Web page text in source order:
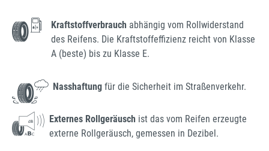
Kraftstoffverbrauch abhängig vom Rollwiderstand
des Reifens. Die Kraftstoffeffizienz reicht von Klasse
A (beste) bis zu Klasse E.
Nasshaftung für die Sicherheit im Straßenverkehr.
Externes Rollgeräusch ist das vom Reifen erzeugte
externe Rollgeräusch, gemessen in Dezibel.